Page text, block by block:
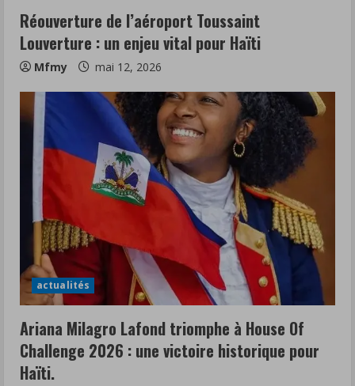
Réouverture de l’aéroport Toussaint
Louverture : un enjeu vital pour Haïti
Mfmy mai 12, 2026
actualités
Ariana Milagro Lafond triomphe à House Of
Challenge 2026 : une victoire historique pour
Haïti.